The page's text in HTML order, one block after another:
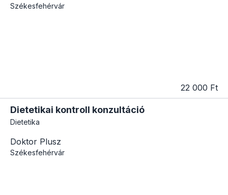
Székesfehérvár
22 000 Ft
Dietetikai kontroll konzultáció
Dietetika
Doktor Plusz
Székesfehérvár